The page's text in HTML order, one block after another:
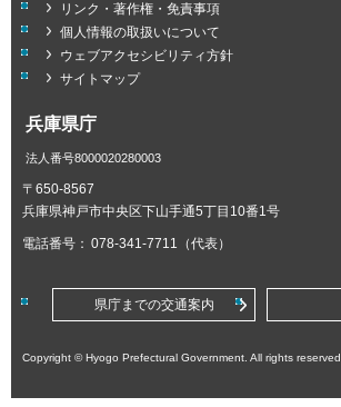
リンク・著作権・免責事項
個人情報の取扱いについて
ウェブアクセシビリティ方針
サイトマップ
兵庫県庁
法人番号8000020280003
〒650-8567
兵庫県神戸市中央区下山手通5丁目10番1号
電話番号： 078-341-7711（代表）
県庁までの交通案内
Copyright © Hyogo Prefectural Government. All rights reserved.